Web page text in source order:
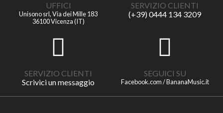
UFFICI
Unisono srl, Via dei Mille 183
36100 Vicenza (IT)
SERVIZIO CLIENTI
(+39) 0444 134 3209
SERVIZIO CLIENTI
Scrivici un messaggio
SEGUICI SU
Facebook.com / BananaMusic.it